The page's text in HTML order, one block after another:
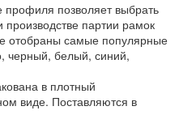
профиля позволяет выбрать
партии рамок
отобраны самые популярные
черный, белый, синий,
в плотный
виде. Поставляются в